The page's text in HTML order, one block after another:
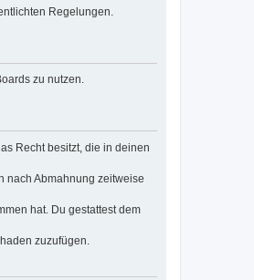
Regelungen.
zu nutzen.
Recht besitzt, die in deinen
nach Abmahnung zeitweise
hat. Du gestattest dem
zuzufügen.